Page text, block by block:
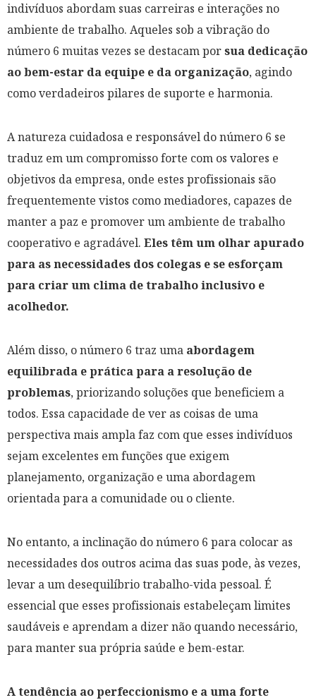
indivíduos abordam suas carreiras e interações no
ambiente de trabalho. Aqueles sob a vibração do
número 6 muitas vezes se destacam porsua dedicação
ao bem-estar da equipe e da organização, agindo
como verdadeiros pilares de suporte e harmonia.
A natureza cuidadosa e responsável do número 6 se
traduz em um compromisso forte com os valores e
objetivos da empresa, onde estes profissionais são
frequentemente vistos como mediadores, capazes de
manter a paz e promover um ambiente de trabalho
cooperativo e agradável. Eles têm um olhar apurado
para as necessidades dos colegas e se esforçam
para criar um clima de trabalho inclusivo e
acolhedor.
Além disso, o número 6 traz uma abordagem
equilibrada e prática para a resolução de
problemas, priorizando soluções que beneficiem a
todos. Essa capacidade de ver as coisas de uma
perspectiva mais ampla faz com que esses indivíduos
sejam excelentes em funções que exigem
planejamento, organização e uma abordagem
orientada para a comunidade ou o cliente.
No entanto, a inclinação do número 6 para colocar as
necessidades dos outros acima das suas pode, às vezes,
levar a um desequilíbrio trabalho-vida pessoal. É
essencial que esses profissionais estabeleçam limites
saudáveis e aprendam a dizer não quando necessário,
para manter sua própria saúde e bem-estar.
A tendência ao perfeccionismo e a uma forte